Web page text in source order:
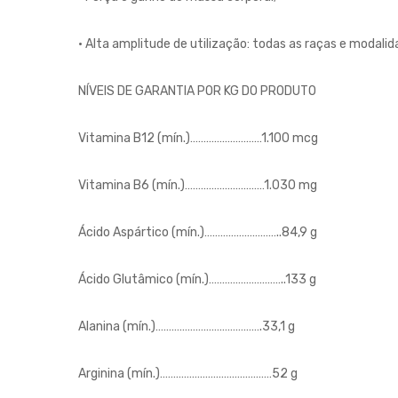
• Alta amplitude de utilização: todas as raças e
NÍVEIS DE GARANTIA POR KG DO PRODUTO
Vitamina B12 (mín.)………………………1.100 mcg
Vitamina B6 (mín.)…………………………1.030 mg
Ácido Aspártico (mín.)………………………..84,9 g
Ácido Glutâmico (mín.)………………………..133 g
Alanina (mín.)………………………………….33,1 g
Arginina (mín.)……………………………………52 g